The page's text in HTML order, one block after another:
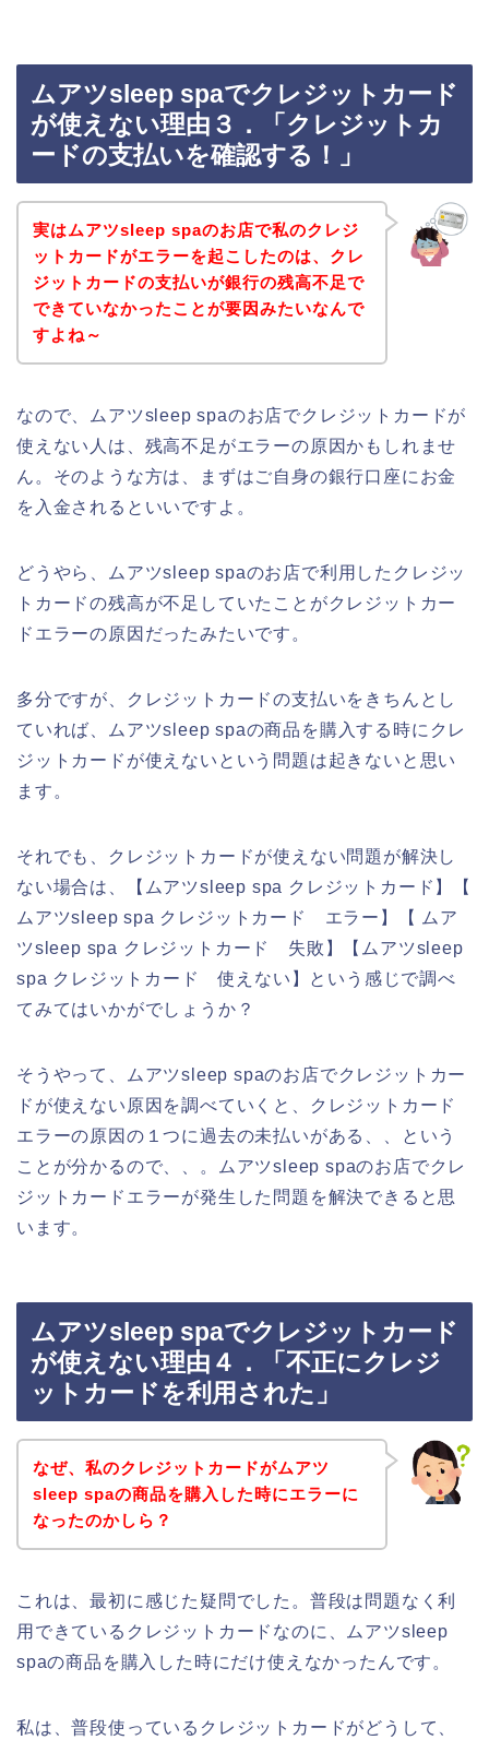
ムアツsleep spaでクレジットカード
が使えない理由３．「クレジットカ
ードの支払いを確認する！」
実はムアツsleep spaのお店で私のクレジ
ットカードがエラーを起こしたのは、クレ
ジットカードの支払いが銀行の残高不足で
できていなかったことが要因みたいなんで
すよね～
なので、ムアツsleep spaのお店でクレジットカードが
使えない人は、残高不足がエラーの原因かもしれませ
ん。そのような方は、まずはご自身の銀行口座にお金
を入金されるといいですよ。
どうやら、ムアツsleep spaのお店で利用したクレジッ
トカードの残高が不足していたことがクレジットカー
ドエラーの原因だったみたいです。
多分ですが、クレジットカードの支払いをきちんとし
ていれば、ムアツsleep spaの商品を購入する時にクレ
ジットカードが使えないという問題は起きないと思い
ます。
それでも、クレジットカードが使えない問題が解決し
ない場合は、【ムアツsleep spa クレジットカード】【
ムアツsleep spa クレジットカード エラー】【 ムア
ツsleep spa クレジットカード 失敗】【ムアツsleep
spa クレジットカード 使えない】という感じで調べ
てみてはいかがでしょうか？
そうやって、ムアツsleep spaのお店でクレジットカー
ドが使えない原因を調べていくと、クレジットカード
エラーの原因の１つに過去の未払いがある、、という
ことが分かるので、、。ムアツsleep spaのお店でクレ
ジットカードエラーが発生した問題を解決できると思
います。
ムアツsleep spaでクレジットカード
が使えない理由４．「不正にクレジ
ットカードを利用された」
なぜ、私のクレジットカードがムアツ
sleep spaの商品を購入した時にエラーに
なったのかしら？
これは、最初に感じた疑問でした。普段は問題なく利
用できているクレジットカードなのに、ムアツsleep
spaの商品を購入した時にだけ使えなかったんです。
私は、普段使っているクレジットカードがどうして、